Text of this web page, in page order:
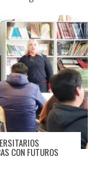
CON FUTUROS